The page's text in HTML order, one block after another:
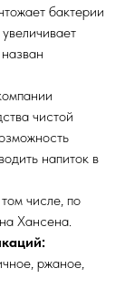
бактерии
чистой
напиток в
числе, по
Хансена.
ржаное,